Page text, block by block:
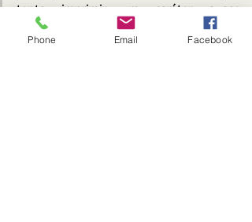
tenta imprimir um caráter quase
sobrenatural ao personagem, embora
não seja plenamente desenvolvido.
Phone Email Facebook